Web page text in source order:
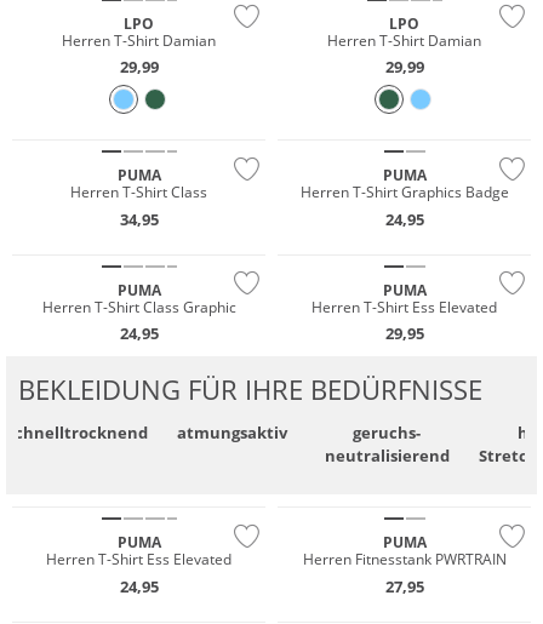
LPO
Herren T-Shirt Damian
29,99
LPO
Herren T-Shirt Damian
29,99
PUMA
Herren T-Shirt Class
34,95
PUMA
Herren T-Shirt Graphics Badge
24,95
PUMA
Herren T-Shirt Class Graphic
24,95
PUMA
Herren T-Shirt Ess Elevated
29,95
BEKLEIDUNG FÜR IHRE BEDÜRFNISSE
schnell­trocknend atmungsaktiv
geruchs­
neutralisierend
PUMA
Herren T-Shirt Ess Elevated
24,95
PUMA
Herren Fitnesstank PWRTRAIN
27,95
NEU